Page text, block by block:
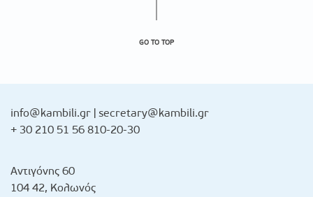
GO TO TOP
info@kambili.gr secretary@kambili.gr
+ 30 210 51 56 810-20-30
Αντιγόνης 60
104 42, Κολωνός